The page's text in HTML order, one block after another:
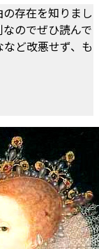
存在を知りまし
のでぜひ読んで
ど改悪せず、も